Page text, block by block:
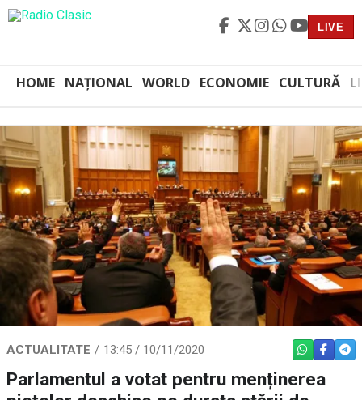
LIVE
HOME NAȚIONAL WORLD ECONOMIE CULTURĂ
ACTUALITATE 13:45 / 10/11/2020 WHATSAPP
Parlamentul a votat pentru menținerea